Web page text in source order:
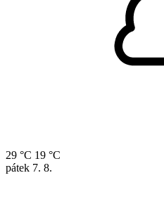
29 °C 19 °C
pátek 7. 8.